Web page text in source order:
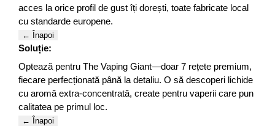
acces la orice profil de gust îți dorești, toate fabricate local
cu standarde europene.
← Înapoi
Soluție:
Optează pentru The Vaping Giant—doar 7 rețete premium,
fiecare perfecționată până la detaliu. O să descoperi lichide
cu aromă extra-concentrată, create pentru vaperii care pun
calitatea pe primul loc.
← Înapoi